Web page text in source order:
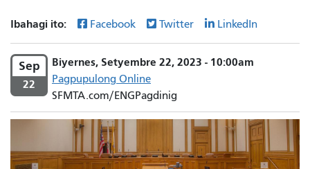
Ibahagi ito: Facebook Twitter LinkedIn
Sep
22
Biyernes, Setyembre 22, 2023 - 10:00am
Pagpupulong Online
SFMTA.com/ENGPagdinig